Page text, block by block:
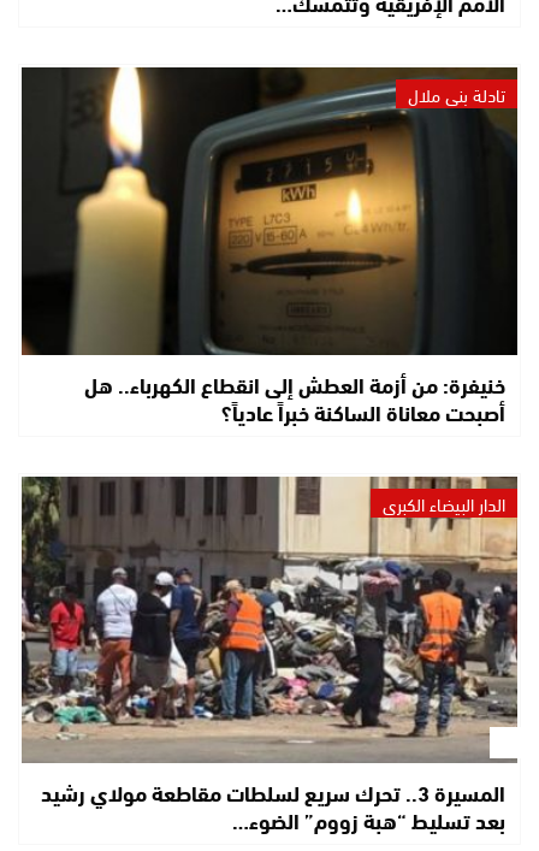
تادلة بني ملال
خنيفرة: من أزمة العطش إلى انقطاع الكهرباء.. هل
أصبحت معاناة الساكنة خبراً عادياً؟
الدار البيضاء الكبرى
المسيرة 3.. تحرك سريع لسلطات مقاطعة مولاي رشيد
بعد تسليط “هبة زووم” الضوء…